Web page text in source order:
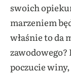
swoich
marzeniem
właśnie to da
zawodowego?
poczucie